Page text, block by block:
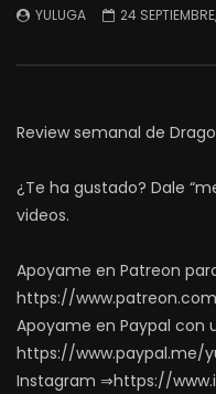
YULUGA 24
Review semanal de
¿Te ha gustado? Dale
videos.
Apoyame en Patreon
https://
Apoyame en Paypal con
https://www.paypal.me/
Instagram ⇒https://